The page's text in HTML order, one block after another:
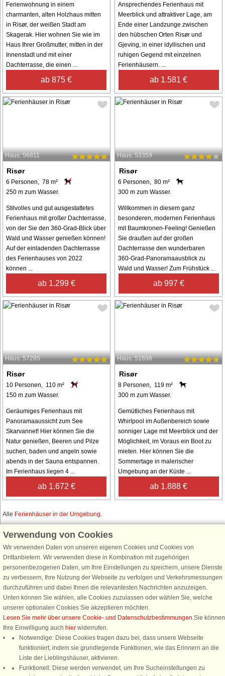
Ferienwohnung in einem
charmanten, alten Holzhaus mitten
in Risør, der weißen Stadt am
Skagerak. Hier wohnen Sie wie im
Haus Ihrer Großmutter, mitten in der
Innenstadt und mit einer
Dachterrasse, die einen ...
ab 875 €
Ansprechendes Ferienhaus mit
Meerblick und attraktiver Lage, am
Ende einer Landzunge zwischen
den hübschen Orten Risør und
Gjeving, in einer idyllischen und
ruhigen Gegend mit einzelnen
Ferienhäusern. ...
ab 1.581 €
Haus: 56811
Risør
6 Personen, 78 m²
250 m zum Wasser.
Stilvolles und gut ausgestattetes
Ferienhaus mit großer Dachterrasse,
von der Sie den 360-Grad-Blick über
Wald und Wasser genießen können!
Auf der einladenden Dachterrasse
des Ferienhauses von 2022
können ...
ab 1.299 €
Haus: 53359
Risør
6 Personen, 80 m²
300 m zum Wasser.
Willkommen in diesem ganz
besonderen, modernen Ferienhaus
mit Baumkronen-Feeling! Genießen
Sie draußen auf der großen
Dachterrasse den wunderbaren
360-Grad-Panoramaausblick zu
Wald und Wasser! Zum Frühstück ...
ab 997 €
Haus: 57285
Risør
10 Personen, 110 m²
150 m zum Wasser.
Geräumiges Ferienhaus mit
Panoramaaussicht zum See
Skarvannet! Hier können Sie die
Natur genießen, Beeren und Pilze
suchen, baden und angeln sowie
abends in der Sauna entspannen.
Im Ferienhaus liegen 4 ...
ab 1.672 €
Haus: 51698
Risør
8 Personen, 119 m²
300 m zum Wasser.
Gemütliches Ferienhaus mit
Whirlpool im Außenbereich sowie
sonniger Lage mit Meerblick und der
Möglichkeit, im Voraus ein Boot zu
mieten. Hier können Sie die
Sommertage in malerischer
Umgebung an der Küste ...
ab 1.888 €
Alle Ferienhäuser in der Umgebung.
Schließen Sie sich 100.000 Ferienhaus-Fans an
Erhalten Sie einen Willkommensgutschein von 25 €für Ihren nächsten
Ferienhausurlaub - melden Sie sich einfach für den DanCenter Newsletter
an. Verpassen Sie nie wieder exklusive Angebote, Gewinnspiele und
Urlaubstipps!
Newsletter abonnieren
Verwendung von Cookies
Wir verwenden Daten von unseren eigenen Cookies und Cookies von
Drittanbietern. Wir verwenden diese in Kombination mit zugehörigen
personenbezogenen Daten, um Ihre Einstellungen zu speichern, unsere Dienste
zu verbessern, Ihre Nutzung der Webseite zu verfolgen und Verkehrsmessungen
durchzuführen und dabei Ihnen die relevantesten Nachrichten anzuzeigen.
Unten können Sie wählen, alle Cookies zuzulassen oder wählen Sie, welche
unserer optionalen Cookies Sie akzeptieren möchten.
Lesen Sie mehr über unsere Cookie- und Datenschutzbestimmungen.Sie können
Ihre Einwilligung auch hier widerrufen.
Notwendige: Diese Cookies tragen dazu bei, dass unsere Webseite
funktioniert, indem sie grundlegende Funktionen, wie das Erinnern an die
Liste der Lieblingshäuser, aktivieren.
Funktionell: Diese werden verwendet, um Ihre Sucheinstellungen zu